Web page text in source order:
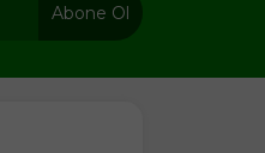
Abone Ol